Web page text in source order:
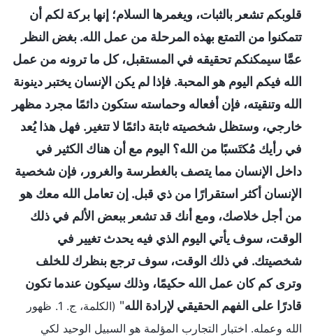
قلوبكم تشعر بالثبات، ويغمرها السلام؛ إنها بركة لكم أن
تتمكنوا من التمتع بهذه المرحلة من عمل الله. بغض النظر
عمَّا سيمكنكم تحقيقه في المستقبل، كل ما ترونه من عمل
الله فيكم اليوم هو المحبة. فإذا لم يكن الإنسان يختبر دينونة
الله وتنقيته، فإن أفعاله وحماسته ستكون دائمًا مجرد مظهر
خارجي، وستظل شخصيته ثابتة دائمًا لا تتغير. فهل هذا يُعد
في رأيك مُكتَسبًا من الله؟ اليوم مع أن هناك الكثير في
داخل الإنسان مما يتصف بالغطرسة والغرور، فإن شخصية
الإنسان أكثر استقرارًا من ذي قبل. إن تعامل الله معك هو
من أجل خلاصك، ومع أنك قد تشعر ببعض الألم في ذلك
الوقت، سوف يأتي اليوم الذي فيه يحدث تغيير في
شخصيتك. في ذلك الوقت، سوف ترجع بنظرك للخلف
وترى كم كان عمل الله حكيمًا، وذلك سيكون عندما تكون
قادرًا على الفهم الحقيقي لإرادة الله"
(الكلمة، ج. 1. ظهور
الله وعمله. اختبار التجارب المؤلمة هو السبيل الوحيد لكي